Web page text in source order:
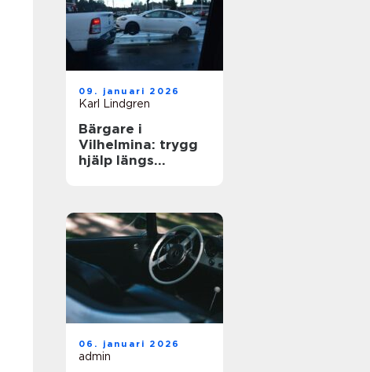
09. januari 2026
Karl Lindgren
Bärgare i
Vilhelmina: trygg
hjälp längs
06. januari 2026
admin